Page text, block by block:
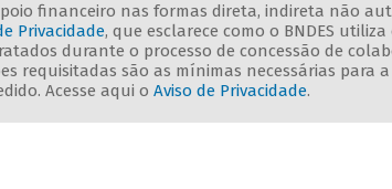
financeiro nas formas direta, indireta não
Privacidade, que esclarece como o BNDES
durante o processo de concessão de
requisitadas são as mínimas necessárias para
Acesse aqui o Aviso de Privacidade.